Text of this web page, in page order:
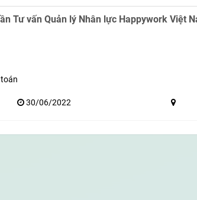
Tư vấn Quản lý Nhân lực Happywork Việt
30/06/2022